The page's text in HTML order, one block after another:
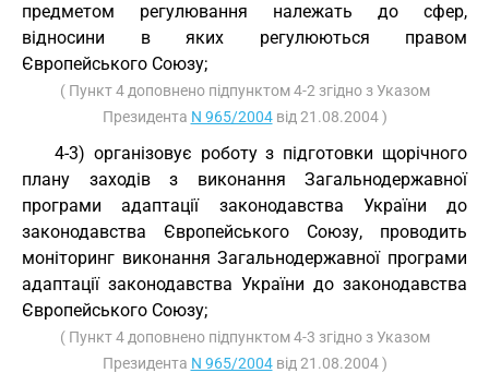
предметом регулювання належать до сфер,
відносини в яких регулюються правом
Європейського Союзу;
( Пункт 4 доповнено підпунктом 4-2 згідно з Указом
Президента N 965/2004від 21.08.2004 )
4-3) організовує роботу з підготовки щорічного
плану заходів з виконання Загальнодержавної
програми адаптації законодавства України до
законодавства Європейського Союзу, проводить
моніторинг виконання Загальнодержавної програми
адаптації законодавства України до законодавства
Європейського Союзу;
( Пункт 4 доповнено підпунктом 4-3 згідно з Указом
Президента N 965/2004від 21.08.2004 )